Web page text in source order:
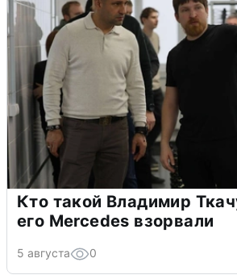
Кто такой Владимир
его Mercedes взорвали
5 августа 0